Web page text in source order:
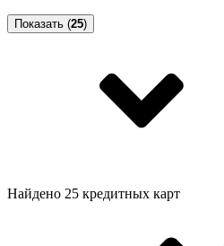
Показать (25)
Найдено 25 кредитных карт